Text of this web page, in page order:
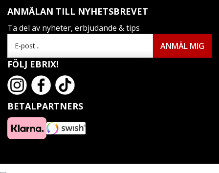
ANMÄLAN TILL NYHETSBREVET
Ta del av nyheter, erbjudande & tips
FÖLJ EBRIX!
BETALPARTNERS